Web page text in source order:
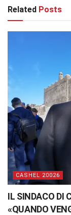
Related Posts
CASHEL 20026
IL SINDACO DI
«QUANDO